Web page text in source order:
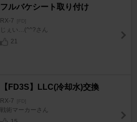
フルバケシート取り付け
RX-7 [FD]
じぇい…(^^?さん
21
【FD3S】LLC(冷却水)交換
RX-7 [FD]
戦術マーカーさん